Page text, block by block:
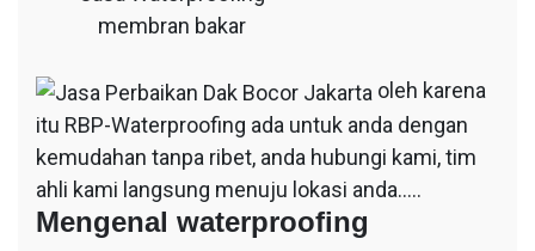
membran bakar
oleh karena
itu RBP-Waterproofing ada untuk anda dengan
kemudahan tanpa ribet, anda hubungi kami, tim
ahli kami langsung menuju lokasi anda…..
Mengenal waterproofing